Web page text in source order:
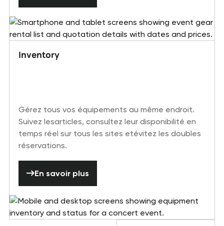
Inventory
Gérez tous vos équipements au même endroit.
Suivez lesarticles, consultez leur disponibilité en
temps réel sur tous les sites etévitez les doubles
réservations.
En savoir plus